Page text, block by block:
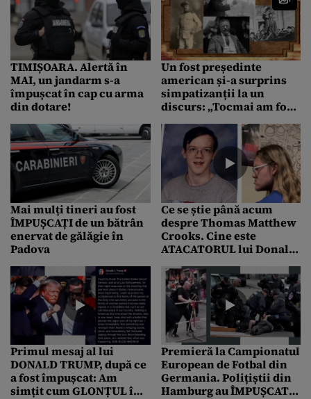
TIMIȘOARA. Alertă în
MAI, un jandarm s-a
împușcat în cap cu arma
din dotare!
Un fost președinte
american și-a surprins
simpatizanții la un
discurs: „Tocmai am fost
ÎMPUȘCAT, dar este
nevoie de mai mult
pentru a ucide un elan”
Mai mulți tineri au fost
ÎMPUȘCAȚI de un bătrân
enervat de gălăgie în
Padova
Ce se știe până acum
despre Thomas Matthew
Crooks. Cine este
ATACATORUL lui Donald
făcut de FBI
Primul mesaj al lui
DONALD TRUMP, după ce
a fost împușcat: Am
simțit cum GLONȚUL îmi
Premieră la Campionatul
European de Fotbal din
Germania. Polițiștii din
Hamburg au ÎMPUȘCAT